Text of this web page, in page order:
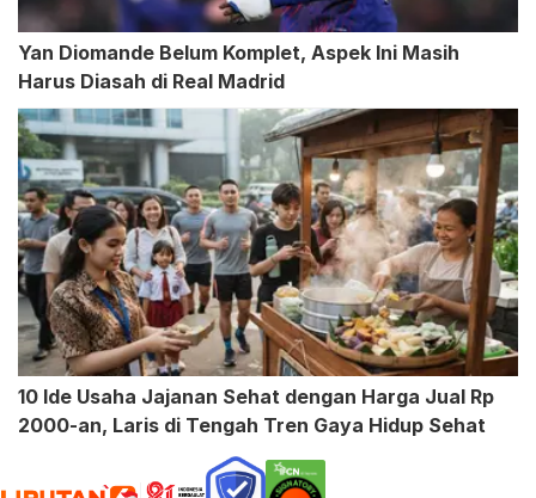
Yan Diomande Belum Komplet, Aspek Ini Masih
Harus Diasah di Real Madrid
10 Ide Usaha Jajanan Sehat dengan Harga Jual Rp
2000-an, Laris di Tengah Tren Gaya Hidup Sehat